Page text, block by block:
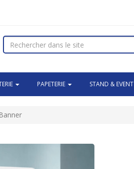
PAPETERIE STAND & EVENT